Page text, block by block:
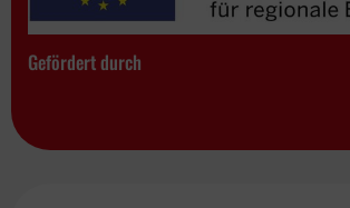
Gefördert durch